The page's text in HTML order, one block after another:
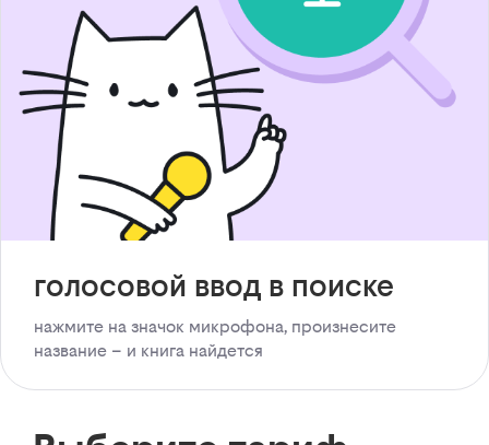
голосовой ввод в поиске
нажмите на значок микрофона, произнесите
название – и книга найдется